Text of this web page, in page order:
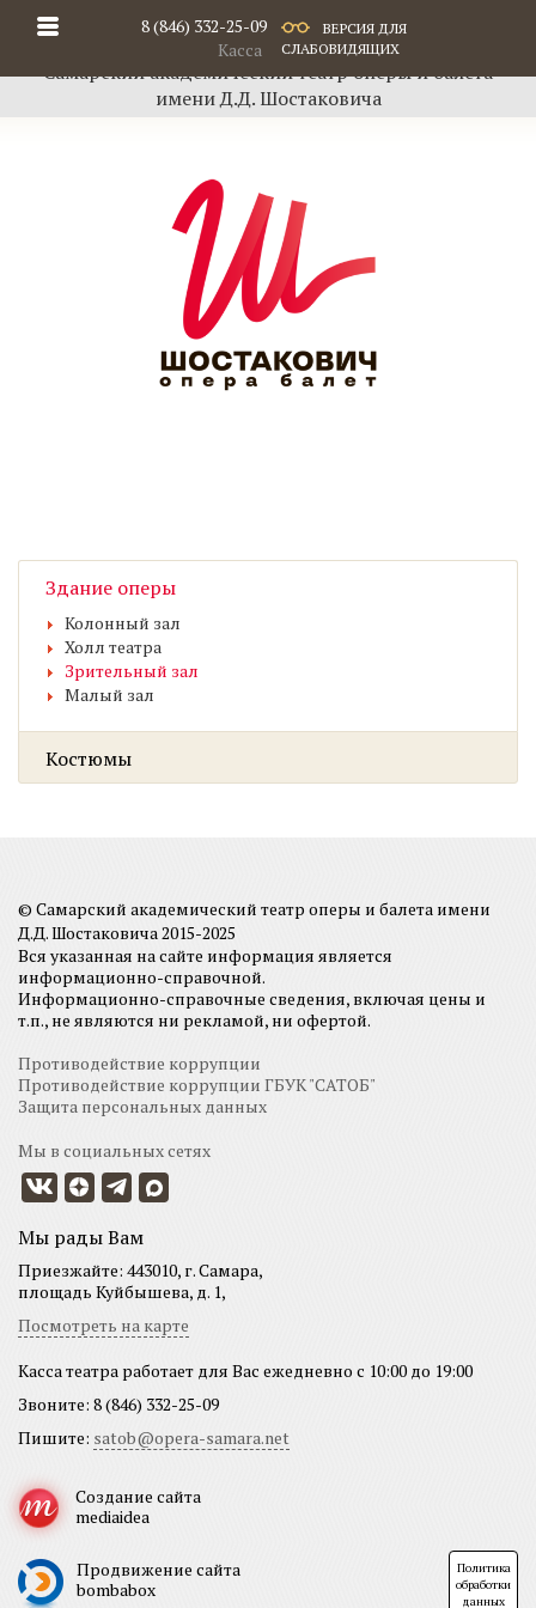
8 (846) 332-25-09
Касса
ВЕРСИЯ ДЛЯ
СЛАБОВИДЯЩИХ
Самарский академический театр оперы и балета
имени Д.Д. Шостаковича
Здание оперы
Колонный зал
Холл театра
Зрительный зал
Малый зал
Костюмы
© Самарский академический театр оперы и балета имени
Д.Д. Шостаковича 2015-2025
Вся указанная на сайте информация является
информационно-справочной.
Информационно-справочные сведения, включая цены и
т.п., не являются ни рекламой, ни офертой.
Противодействие коррупции
Противодействие коррупции ГБУК "САТОБ"
Защита персональных данных
Мы в социальных сетях
Мы рады Вам
Приезжайте: 443010, г. Самара,
площадь Куйбышева, д. 1,
Посмотреть на карте
Касса театра работает для Вас ежедневно с 10:00 до 19:00
Звоните: 8 (846) 332-25-09
Пишите: satob@opera-samara.net
Создание сайта
mediaidea
Продвижение сайта
bombabox
Политика
обработки
данных